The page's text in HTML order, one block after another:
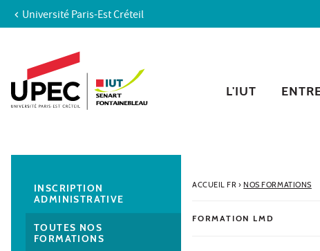
Aller au contenu
Accès directs
Recherche
Navigation secondaire
Université Paris-Est Créteil
L'IUT
ACCUEIL FR› NOS FORMATIONS
FORMATION LMD
INSCRIPTION
ADMINISTRATIVE
TOUTES NOS
FORMATIONS